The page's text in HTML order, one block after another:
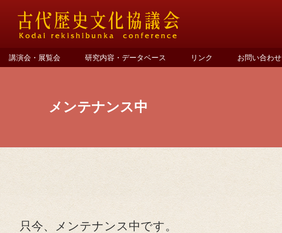
講演会・展覧会 研究内容・データベース リンク お問い合わせ
メンテナンス中
只今、メンテナンス中です。